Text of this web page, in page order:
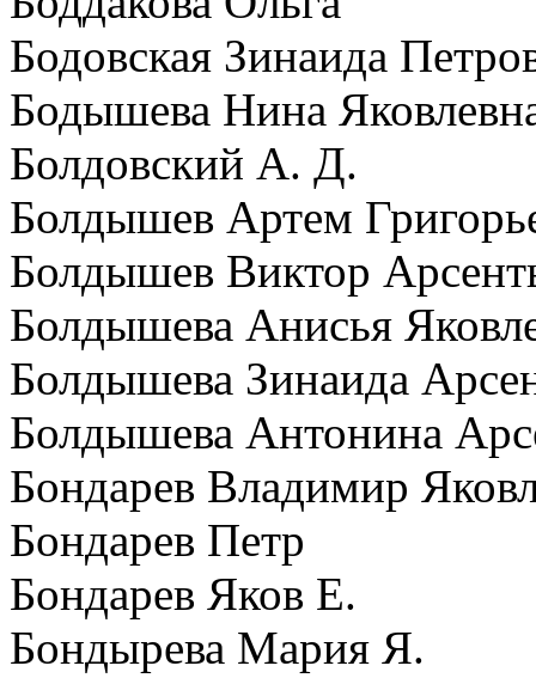
Бодовская Зинаида
Бодышева Нина
Болдовский А. Д.
Болдышев Артем
Болдышев Виктор
Болдышева Анисья
Болдышева Зинаида
Болдышева Антонина
Бондарев Владимир
Бондарев Петр
Бондарев Яков Е.
Бондырева Мария Я.